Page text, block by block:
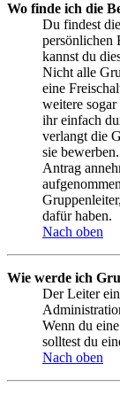
Wo finde ich die
Du findest
persönlichen
kannst du
Nicht alle
eine
weitere
ihr einfach
verlangt die
sie
Antrag
dafür haben.
Nach oben
Wie werde ich
Der Leiter
Wenn du
solltest du
Nach oben